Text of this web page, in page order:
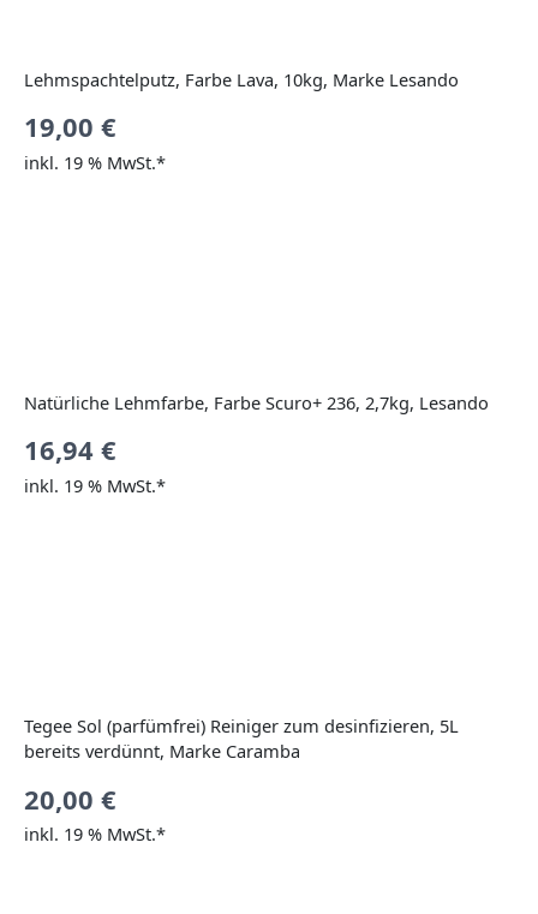
Lehmspachtelputz, Farbe Lava, 10kg, Marke Lesando
19,00 €
inkl. 19 % MwSt.*
Natürliche Lehmfarbe, Farbe Scuro+ 236, 2,7kg, Lesando
16,94 €
inkl. 19 % MwSt.*
Tegee Sol (parfümfrei) Reiniger zum desinfizieren, 5L
bereits verdünnt, Marke Caramba
20,00 €
inkl. 19 % MwSt.*